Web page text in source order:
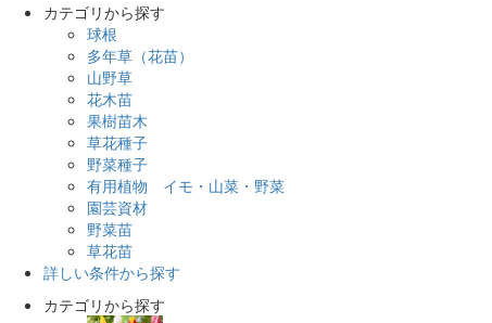
カテゴリから探す
球根
多年草（花苗）
山野草
花木苗
果樹苗木
草花種子
野菜種子
有用植物 イモ・山菜・野菜
園芸資材
野菜苗
草花苗
詳しい条件から探す
カテゴリから探す